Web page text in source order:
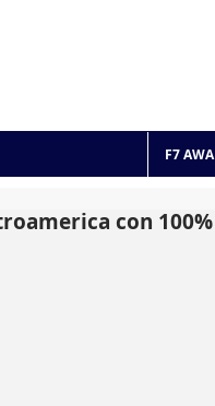
F7
con 100%